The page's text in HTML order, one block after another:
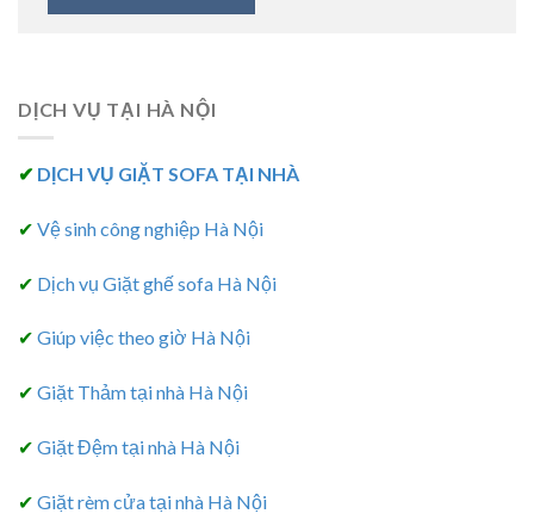
DỊCH VỤ TẠI HÀ NỘI
✔ DỊCH VỤ GIẶT SOFA TẠI NHÀ
✔ Vệ sinh công nghiệp Hà Nội
✔ Dịch vụ Giặt ghế sofa Hà Nội
✔ Giúp việc theo giờ Hà Nội
✔ Giặt Thảm tại nhà Hà Nội
✔ Giặt Đệm tại nhà Hà Nội
✔ Giặt rèm cửa tại nhà Hà Nội